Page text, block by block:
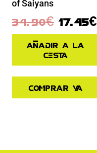
of Saiyans
34.90€ 17.45€
Añadir a la
cesta
Comprar ya